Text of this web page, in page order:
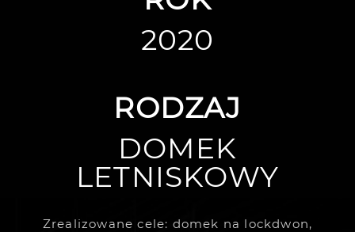
2020
RODZAJ
DOMEK
LETNISKOWY
Zrealizowane cele: domek na lockdwon,